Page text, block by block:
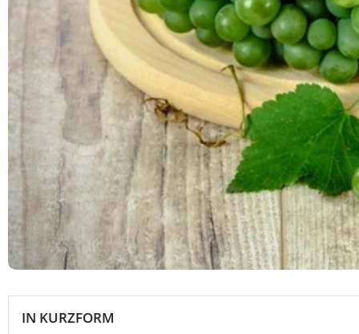
IN KURZFORM